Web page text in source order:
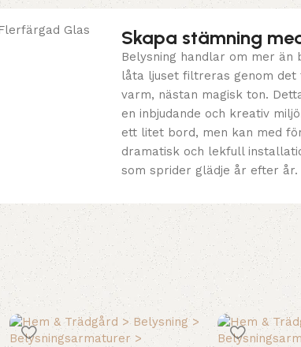
Skapa stämning
Belysning handlar om mer
låta ljuset filtreras genom
varm, nästan magisk ton.
en inbjudande och kreativ
ett litet bord, men kan med
dramatisk och lekfull
som sprider glädje år efter år.